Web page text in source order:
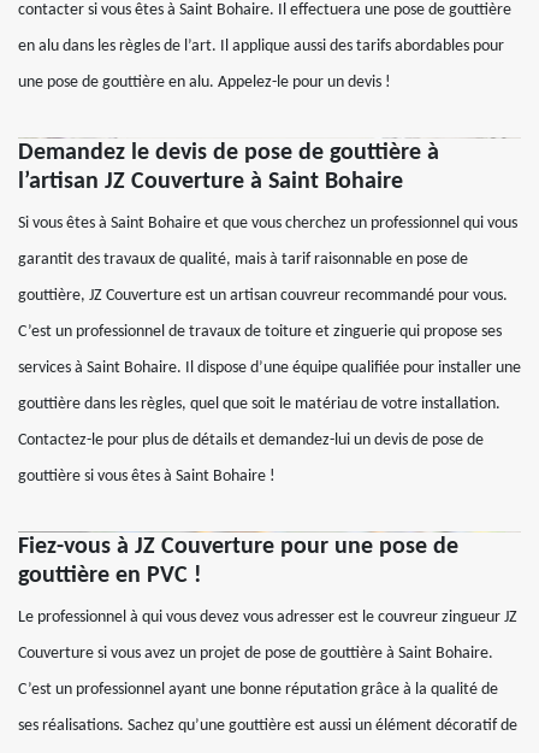
contacter si vous êtes à Saint Bohaire. Il effectuera une pose de gouttière
en alu dans les règles de l’art. Il applique aussi des tarifs abordables pour
une pose de gouttière en alu. Appelez-le pour un devis !
Demandez le devis de pose de gouttière à
l’artisan JZ Couverture à Saint Bohaire
Si vous êtes à Saint Bohaire et que vous cherchez un professionnel qui vous
garantit des travaux de qualité, mais à tarif raisonnable en pose de
gouttière, JZ Couverture est un artisan couvreur recommandé pour vous.
C’est un professionnel de travaux de toiture et zinguerie qui propose ses
services à Saint Bohaire. Il dispose d’une équipe qualifiée pour installer une
gouttière dans les règles, quel que soit le matériau de votre installation.
Contactez-le pour plus de détails et demandez-lui un devis de pose de
gouttière si vous êtes à Saint Bohaire !
Fiez-vous à JZ Couverture pour une pose de
gouttière en PVC !
Le professionnel à qui vous devez vous adresser est le couvreur zingueur JZ
Couverture si vous avez un projet de pose de gouttière à Saint Bohaire.
C’est un professionnel ayant une bonne réputation grâce à la qualité de
ses réalisations. Sachez qu’une gouttière est aussi un élément décoratif de